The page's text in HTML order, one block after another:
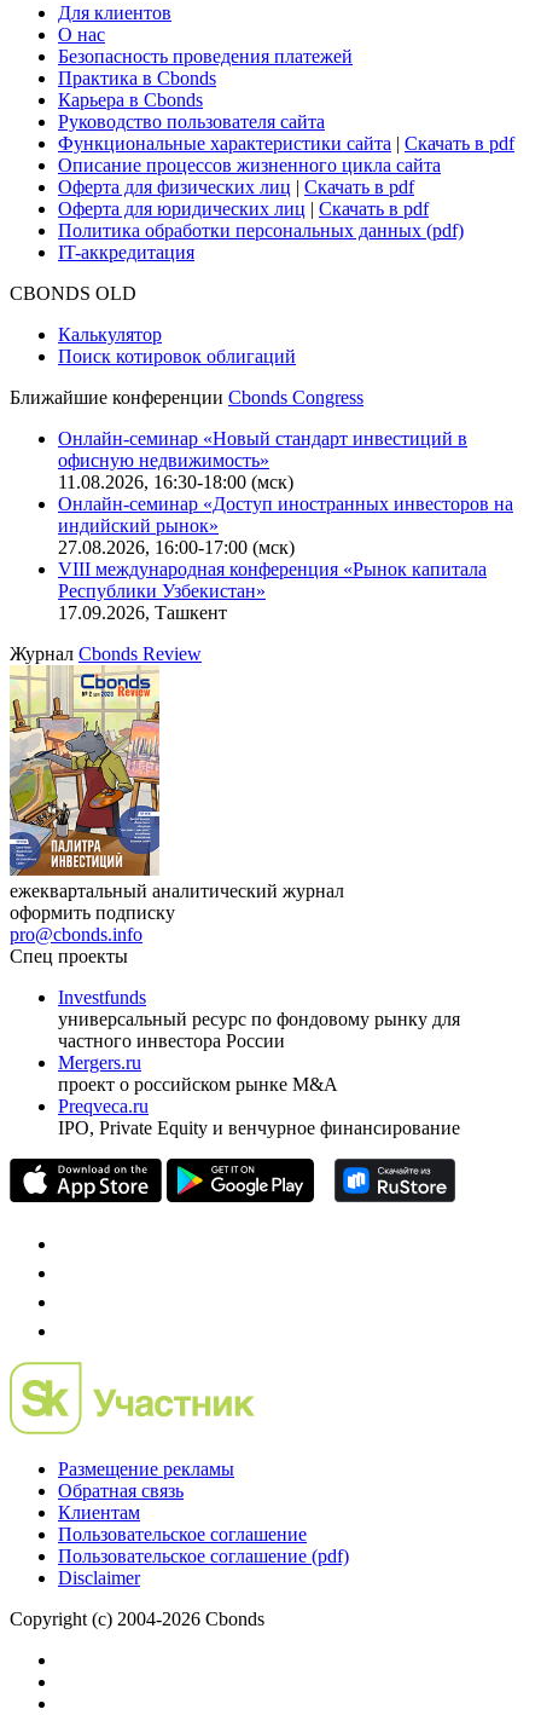
Для клиентов
О нас
Безопасность проведения платежей
Практика в Cbonds
Карьера в Cbonds
Руководство пользователя сайта
Функциональные характеристики сайта | Скачать в pdf
Описание процессов жизненного цикла сайта
Оферта для физических лиц | Скачать в pdf
Оферта для юридических лиц | Скачать в pdf
Политика обработки персональных данных (pdf)
IT-аккредитация
CBONDS OLD
Калькулятор
Поиск котировок облигаций
Ближайшие конференции Cbonds Congress
Онлайн-семинар «Новый стандарт инвестиций в
офисную недвижимость»
11.08.2026, 16:30-18:00 (мск)
Онлайн-семинар «Доступ иностранных инвесторов на
индийский рынок»
27.08.2026, 16:00-17:00 (мск)
VIII международная конференция «Рынок капитала
Республики Узбекистан»
17.09.2026, Ташкент
Журнал Cbonds Review
ежеквартальный аналитический журнал
оформить подписку
pro@cbonds.info
Спец проекты
Investfunds
универсальный ресурс по фондовому рынку для
частного инвестора России
Mergers.ru
проект о российском рынке M&A
Preqveca.ru
IPO, Private Equity и венчурное финансирование
Размещение рекламы
Обратная связь
Клиентам
Пользовательское соглашение
Пользовательское соглашение (pdf)
Disclaimer
Copyright (c) 2004-2026 Cbonds